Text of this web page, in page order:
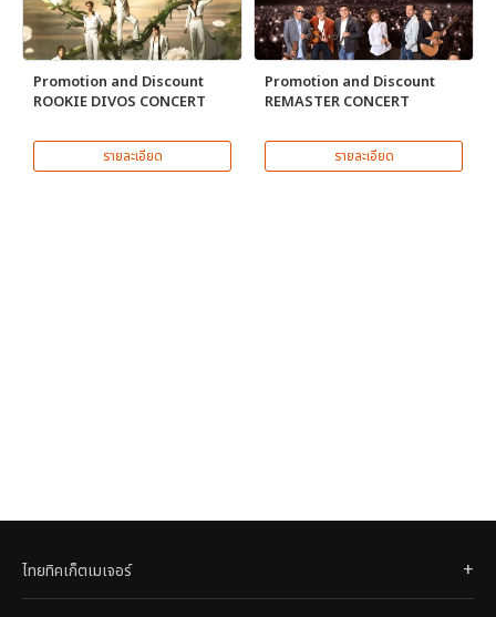
Promotion and Discount
ROOKIE DIVOS CONCERT
รายละเอียด
Promotion and Discount
REMASTER CONCERT
รายละเอียด
ไทยทิคเก็ตเมเจอร์